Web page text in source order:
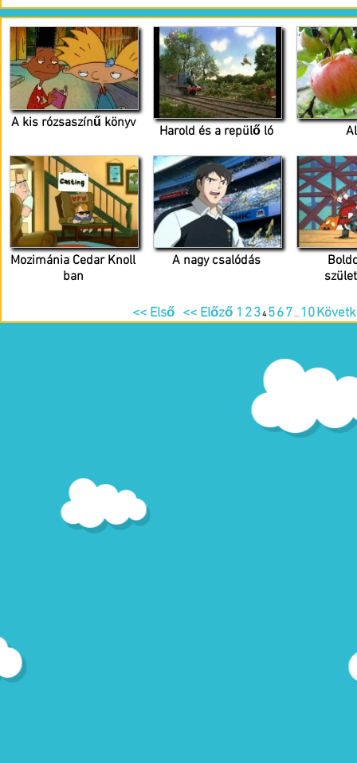
A kis rózsaszínű könyv
Harold és a repülő ló
Mozimánia Cedar Knoll
ban
A nagy csalódás
<< Első << Előző 1 234 567... 10